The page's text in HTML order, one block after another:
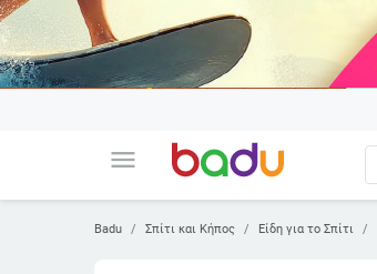
menu
Badu Σπίτι και Κήπος Είδη για το Σπίτι